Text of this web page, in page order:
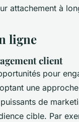
attachement à
ligne
client
pour
une
de
cible. Par